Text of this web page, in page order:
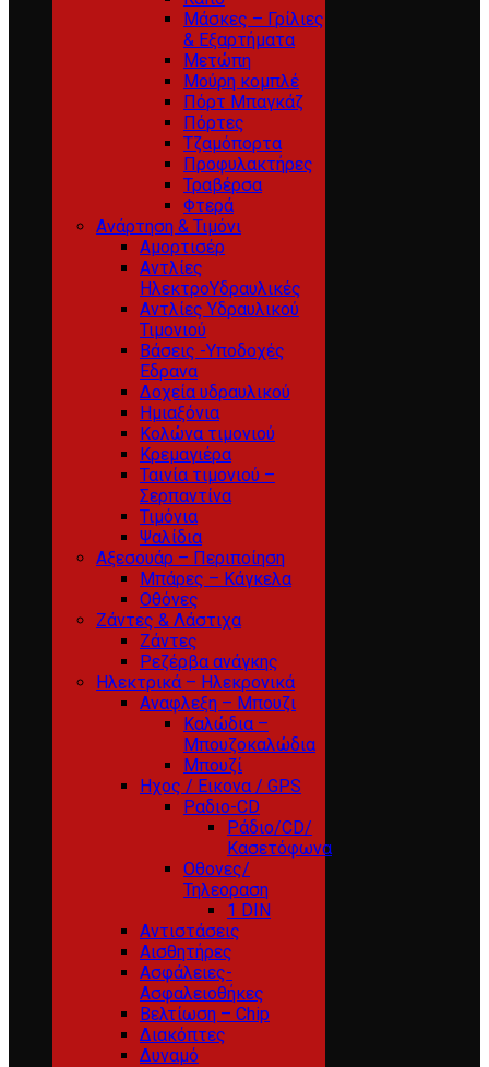
Μάσκες – Γρίλιες
& Εξαρτήματα
Μετώπη
Μούρη κομπλέ
Πόρτ Μπαγκάζ
Πόρτες
Τζαμόπορτα
Προφυλακτήρες
Τραβέρσα
Φτερά
Ανάρτηση & Τιμόνι
Αμορτισέρ
Αντλίες
ΗλεκτροΥδραυλικές
Αντλίες Υδραυλικού
Τιμονιού
Βάσεις -Υποδοχές
Εδρανα
Δοχεία υδραυλικού
Ημιαξόνια
Κολώνα τιμονιού
Κρεμαγιέρα
Ταινία τιμονιού –
Σερπαντίνα
Τιμόνια
Ψαλίδια
Αξεσουάρ – Περιποίηση
Μπάρες – Κάγκελα
Οθόνες
Ζάντες & Λάστιχα
Ζάντες
Ρεζέρβα ανάγκης
Ηλεκτρικά – Ηλεκρονικά
Αναφλεξη – Μπουζι
Καλώδια –
Μπουζοκαλώδια
Μπουζί
Ηχος / Εικονα / GPS
Ραδιο-CD
Ράδιο/CD/
Κασετόφωνα
Οθονες/
Τηλεοραση
1 DIN
Αντιστάσεις
Αισθητήρες
Ασφάλειες-
Ασφαλειοθήκες
Βελτίωση – Chip
Διακόπτες
Δυναμό